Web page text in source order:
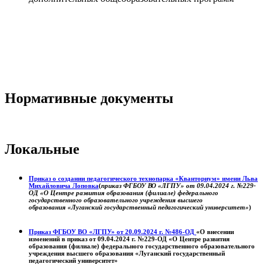
Нормативные документы
Локальные
Приказ о создании педагогического технопарка «Кванториум» имени Льва
Михайловича Лоповка(приказ ФГБОУ ВО «ЛГПУ» от 09.04.2024 г. №229-
ОД «О Центре развития образования (филиале) федерального
государственного образовательного учреждения высшего
образования «Луганский государственный педагогический университет»)
Приказ ФГБОУ ВО «ЛГПУ» от 20.09.2024 г. №486-ОД «О внесении
изменений в приказ от 09.04.2024 г. №229-ОД «О Центре развития
образования (филиале) федерального государственного образовательного
учреждения высшего образования «Луганский государственный
педагогический университет»